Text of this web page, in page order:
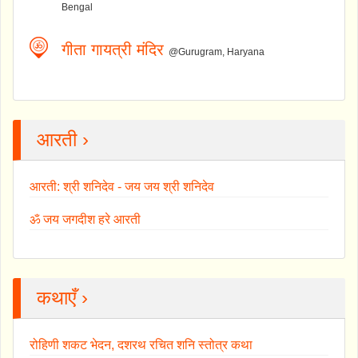
Bengal
गीता गायत्री मंदिर @Gurugram, Haryana
आरती ›
आरती: श्री शनिदेव - जय जय श्री शनिदेव
ॐ जय जगदीश हरे आरती
कथाएँ ›
रोहिणी शकट भेदन, दशरथ रचित शनि स्तोत्र कथा